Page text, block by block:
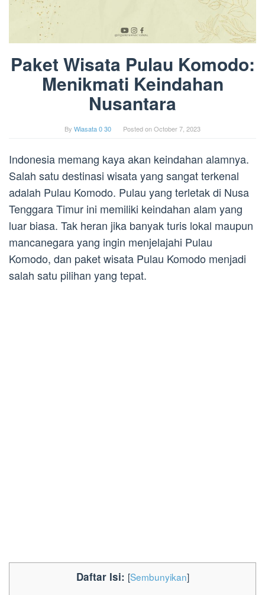
Paket Wisata Pulau Komodo:
Menikmati Keindahan
Nusantara
By Wiasata 0 30 Posted onOctober 7, 2023
Indonesia memang kaya akan keindahan alamnya.
Salah satu destinasi wisata yang sangat terkenal
adalah Pulau Komodo. Pulau yang terletak di Nusa
Tenggara Timur ini memiliki keindahan alam yang
luar biasa. Tak heran jika banyak turis lokal maupun
mancanegara yang ingin menjelajahi Pulau
Komodo, dan paket wisata Pulau Komodo menjadi
salah satu pilihan yang tepat.
Daftar Isi: [Sembunyikan]